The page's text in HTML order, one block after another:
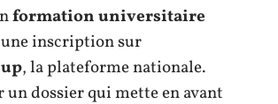
formation universitaire
une inscription sur
, la plateforme nationale.
un dossier qui mette en avant